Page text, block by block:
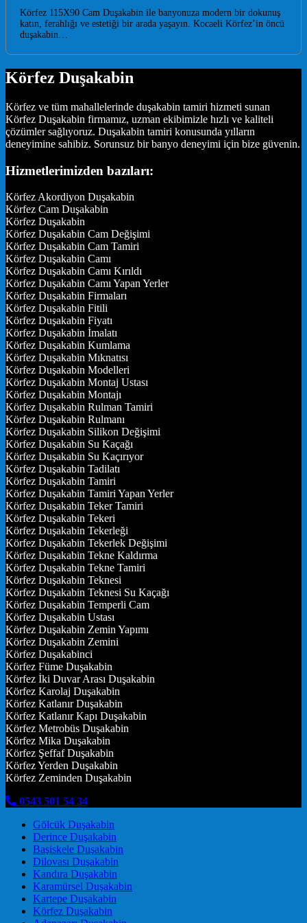
Körfez 115X90 Cam Duşakabin ile banyonuza modern bir dokunuş
katın, ferahlığı ve estetiği bir arada yaşayın. Kocaeli Körfez’in öncü
duşakabin…
Körfez Duşakabin
Körfez ve tüm mahallelerinde duşakabin tamiri hizmeti sunan
Körfez Duşakabin firmamız, uzman ekibimizle hızlı ve kaliteli
çözümler sağlıyoruz. Duşakabin tamiri konusunda yılların
deneyimine sahibiz. Sorunsuz bir banyo deneyimi için bize güvenin.
Hizmetlerimizden bazıları:
Körfez Akordiyon Duşakabin
Körfez Cam Duşakabin
Körfez Duşakabin
Körfez Duşakabin Cam Değişimi
Körfez Duşakabin Cam Tamiri
Körfez Duşakabin Camı
Körfez Duşakabin Camı Kırıldı
Körfez Duşakabin Camı Yapan Yerler
Körfez Duşakabin Firmaları
Körfez Duşakabin Fitili
Körfez Duşakabin Fiyatı
Körfez Duşakabin İmalatı
Körfez Duşakabin Kumlama
Körfez Duşakabin Mıknatısı
Körfez Duşakabin Modelleri
Körfez Duşakabin Montaj Ustası
Körfez Duşakabin Montajı
Körfez Duşakabin Rulman Tamiri
Körfez Duşakabin Rulmanı
Körfez Duşakabin Silikon Değişimi
Körfez Duşakabin Su Kaçağı
Körfez Duşakabin Su Kaçırıyor
Körfez Duşakabin Tadilatı
Körfez Duşakabin Tamiri
Körfez Duşakabin Tamiri Yapan Yerler
Körfez Duşakabin Teker Tamiri
Körfez Duşakabin Tekeri
Körfez Duşakabin Tekerleği
Körfez Duşakabin Tekerlek Değişimi
Körfez Duşakabin Tekne Kaldırma
Körfez Duşakabin Tekne Tamiri
Körfez Duşakabin Teknesi
Körfez Duşakabin Teknesi Su Kaçağı
Körfez Duşakabin Temperli Cam
Körfez Duşakabin Ustası
Körfez Duşakabin Zemin Yapımı
Körfez Duşakabin Zemini
Körfez Duşakabinci
Körfez Füme Duşakabin
Körfez İki Duvar Arası Duşakabin
Körfez Karolaj Duşakabin
Körfez Katlanır Duşakabin
Körfez Katlanır Kapı Duşakabin
Körfez Metrobüs Duşakabin
Körfez Mika Duşakabin
Körfez Şeffaf Duşakabin
Körfez Yerden Duşakabin
Körfez Zeminden Duşakabin
0543 501 54 34
Gölcük Duşakabin
Derince Duşakabin
Başiskele Duşakabin
Dilovası Duşakabin
Kandıra Duşakabin
Karamürsel Duşakabin
Kartepe Duşakabin
Körfez Duşakabin